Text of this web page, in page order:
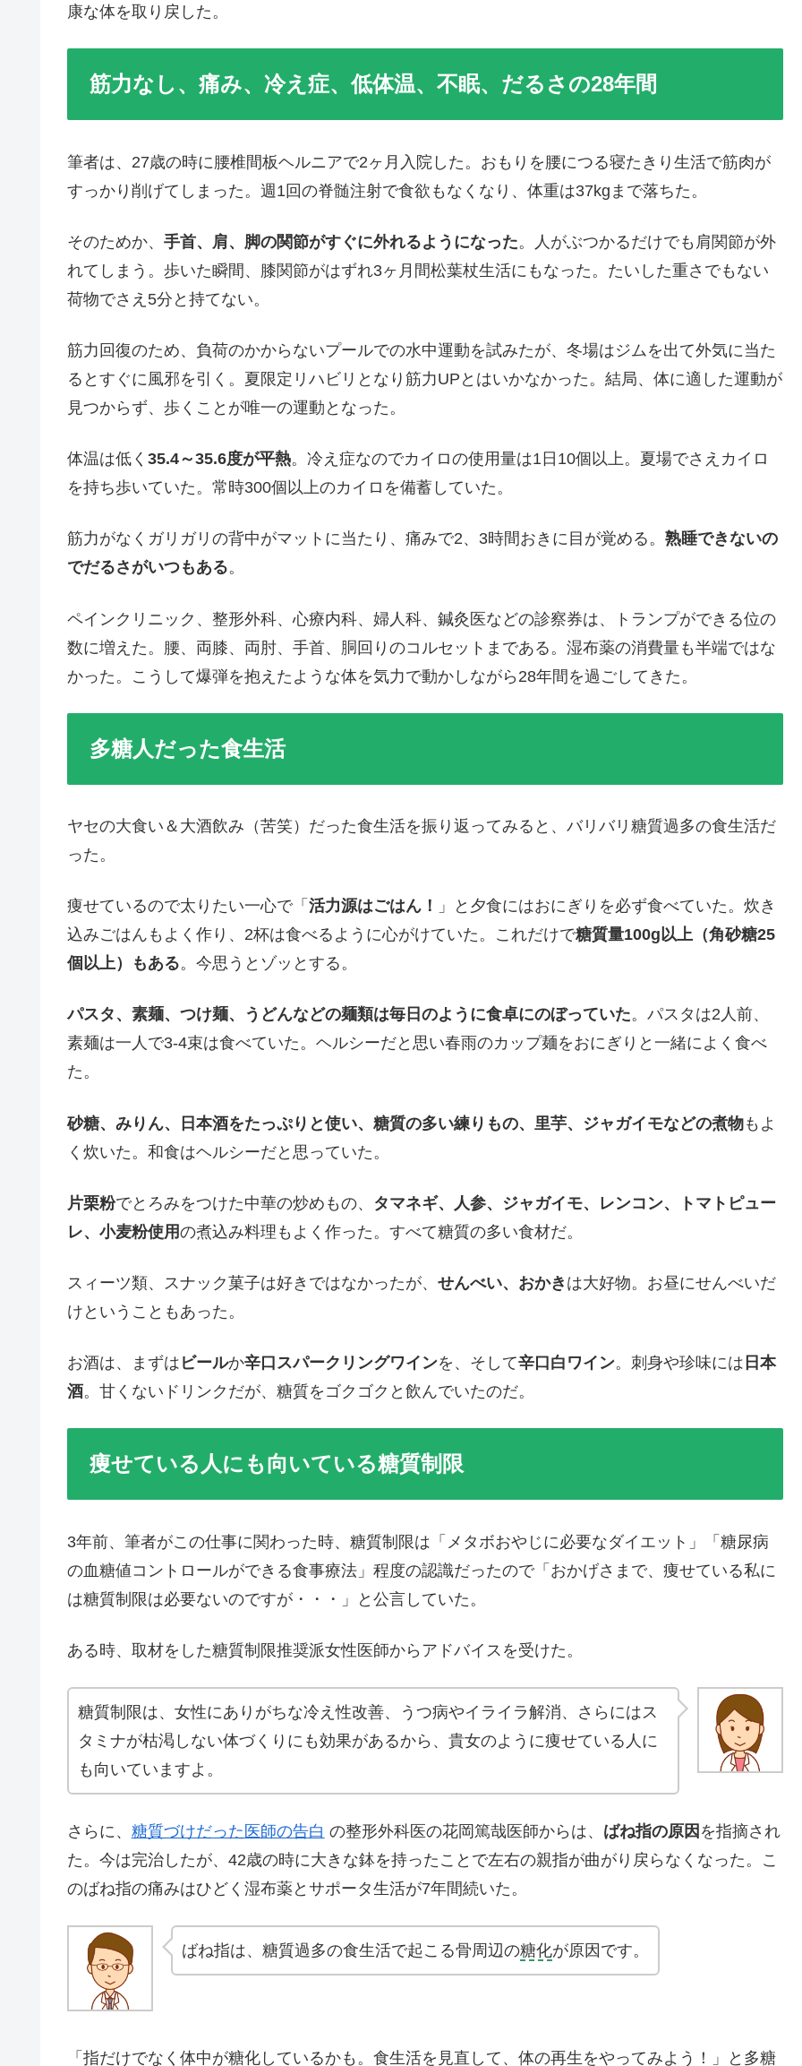
康な体を取り戻した。
筋力なし、痛み、冷え症、低体温、不眠、だるさの28年間
筆者は、27歳の時に腰椎間板ヘルニアで2ヶ月入院した。おもりを腰につる寝たきり生活で筋肉が
すっかり削げてしまった。週1回の脊髄注射で食欲もなくなり、体重は37kgまで落ちた。
そのためか、 手首、肩、脚の関節がすぐに外れるようになった。人がぶつかるだけでも肩関節が外
れてしまう。歩いた瞬間、膝関節がはずれ3ヶ月間松葉杖生活にもなった。たいした重さでもない
荷物でさえ5分と持てない。
筋力回復のため、負荷のかからないプールでの水中運動を試みたが、冬場はジムを出て外気に当た
るとすぐに風邪を引く。夏限定リハビリとなり筋力UPとはいかなかった。結局、体に適した運動が
見つからず、歩くことが唯一の運動となった。
体温は低く 35.4～35.6度が平熱。冷え症なのでカイロの使用量は1日10個以上。夏場でさえカイロ
を持ち歩いていた。常時300個以上のカイロを備蓄していた。
筋力がなくガリガリの背中がマットに当たり、痛みで2、3時間おきに目が覚める。 熟睡できないの
でだるさがいつもある。
ペインクリニック、整形外科、心療内科、婦人科、鍼灸医などの診察券は、トランプができる位の
数に増えた。腰、両膝、両肘、手首、胴回りのコルセットまである。湿布薬の消費量も半端ではな
かった。こうして爆弾を抱えたような体を気力で動かしながら28年間を過ごしてきた。
多糖人だった食生活
ヤセの大食い＆大酒飲み（苦笑）だった食生活を振り返ってみると、バリバリ糖質過多の食生活だ
った。
痩せているので太りたい一心で「 活力源はごはん！
」と夕食にはおにぎりを必ず食べていた。炊き
込みごはんもよく作り、2杯は食べるように心がけていた。これだけで糖質量100g以上（角砂糖25
個以上）もある。今思うとゾッとする。
パスタ、素麺、つけ麺、うどんなどの麺類は毎日のように食卓にのぼっていた。パスタは2人前、
素麺は一人で3-4束は食べていた。ヘルシーだと思い春雨のカップ麺をおにぎりと一緒によく食べ
た。
砂糖、みりん、日本酒をたっぷりと使い、糖質の多い練りもの、里芋、ジャガイモなどの煮物もよ
く炊いた。和食はヘルシーだと思っていた。
片栗粉でとろみをつけた中華の炒めもの、
タマネギ、人参、ジャガイモ、レンコン、トマトピュー
レ、小麦粉使用の煮込み料理もよく作った。すべて糖質の多い食材だ。
スィーツ類、スナック菓子は好きではなかったが、 せんべい、おかき は大好物。お昼にせんべいだ
けということもあった。
お酒は、まずは ビールか辛口スパークリングワインを、そして辛口白ワイン。刺身や珍味には 日本
酒。甘くないドリンクだが、糖質をゴクゴクと飲んでいたのだ。
痩せている人にも向いている糖質制限
3年前、筆者がこの仕事に関わった時、糖質制限は「メタボおやじに必要なダイエット」「糖尿病
の血糖値コントロールができる食事療法」程度の認識だったので「おかげさまで、痩せている私に
は糖質制限は必要ないのですが・・・」と公言していた。
ある時、取材をした糖質制限推奨派女性医師からアドバイスを受けた。
糖質制限は、女性にありがちな冷え性改善、うつ病やイライラ解消、さらにはス
タミナが枯渇しない体づくりにも効果があるから、貴女のように痩せている人に
も向いていますよ。
さらに、 糖質づけだった医師の告白 の整形外科医の花岡篤哉医師からは、 ばね指の原因 を指摘され
た。今は完治したが、42歳の時に大きな鉢を持ったことで左右の親指が曲がり戻らなくなった。こ
のばね指の痛みはひどく湿布薬とサポータ生活が7年間続いた。
ばね指は、糖質過多の食生活で起こる骨周辺の糖化が原因です。
「指だけでなく体中が糖化しているかも。食生活を見直して、体の再生をやってみよう！」と多糖